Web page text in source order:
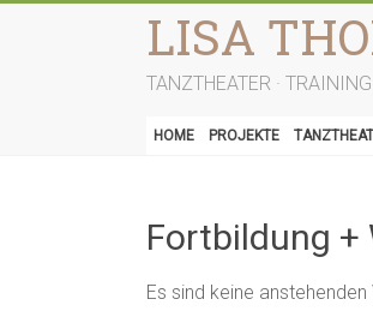
LISA
TANZTHEATER ·
HOME PROJEKTE
Fortbildung +
Es sind keine